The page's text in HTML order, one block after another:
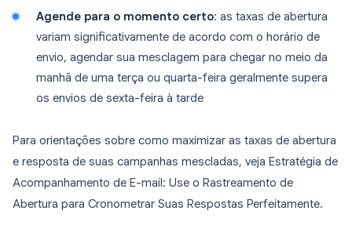
Agende para o momento certo: as taxas de abertura
variam significativamente de acordo com o horário de
envio, agendar sua mesclagem para chegar no meio da
manhã de uma terça ou quarta-feira geralmente supera
os envios de sexta-feira à tarde
Para orientações sobre como maximizar as taxas de abertura
e resposta de suas campanhas mescladas, veja Estratégia de
Acompanhamento de E-mail: Use o Rastreamento de
Abertura para Cronometrar Suas Respostas Perfeitamente.